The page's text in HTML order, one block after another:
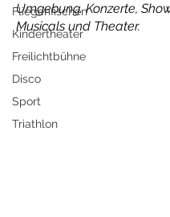
Fliegenfischen
Kindertheater
Freilichtbühne
Disco
Sport
Triathlon
Umgebung. Konzerte,
Musicals und Theater.